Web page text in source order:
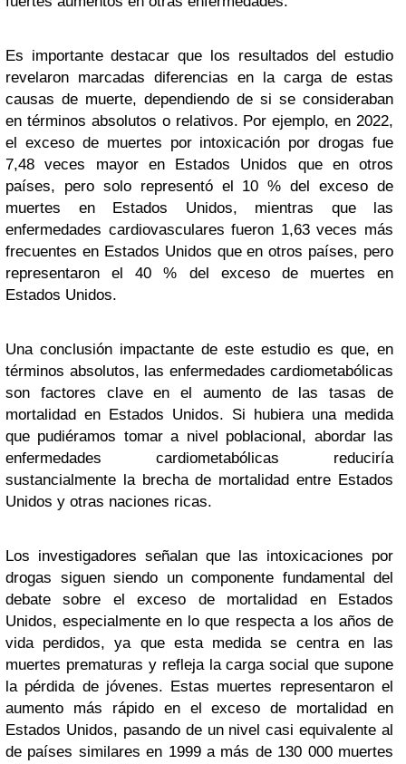
Es importante destacar que los resultados del estudio
revelaron marcadas diferencias en la carga de estas
causas de muerte, dependiendo de si se consideraban
en términos absolutos o relativos. Por ejemplo, en 2022,
el exceso de muertes por intoxicación por drogas fue
7,48 veces mayor en Estados Unidos que en otros
países, pero solo representó el 10 % del exceso de
muertes en Estados Unidos, mientras que las
enfermedades cardiovasculares fueron 1,63 veces más
frecuentes en Estados Unidos que en otros países, pero
representaron el 40 % del exceso de muertes en
Estados Unidos.
Una conclusión impactante de este estudio es que, en
términos absolutos, las enfermedades cardiometabólicas
son factores clave en el aumento de las tasas de
mortalidad en Estados Unidos. Si hubiera una medida
que pudiéramos tomar a nivel poblacional, abordar las
enfermedades cardiometabólicas reduciría
sustancialmente la brecha de mortalidad entre Estados
Unidos y otras naciones ricas.
Los investigadores señalan que las intoxicaciones por
drogas siguen siendo un componente fundamental del
debate sobre el exceso de mortalidad en Estados
Unidos, especialmente en lo que respecta a los años de
vida perdidos, ya que esta medida se centra en las
muertes prematuras y refleja la carga social que supone
la pérdida de jóvenes. Estas muertes representaron el
aumento más rápido en el exceso de mortalidad en
Estados Unidos, pasando de un nivel casi equivalente al
de países similares en 1999 a más de 130 000 muertes